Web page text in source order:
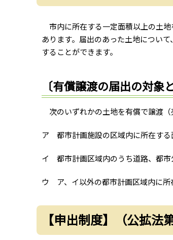
市内に所在する一定面積以上の土
あります。届出のあった土地につい
することができます。
〔有償譲渡の届出の対象
次のいずれかの土地を有償で譲渡（
ア 都市計画施設の区域内に所在す
イ 都市計画区域内のうち道路、都市
ウ ア、イ以外の都市計画区域内に所
【申出制度】（公拡法